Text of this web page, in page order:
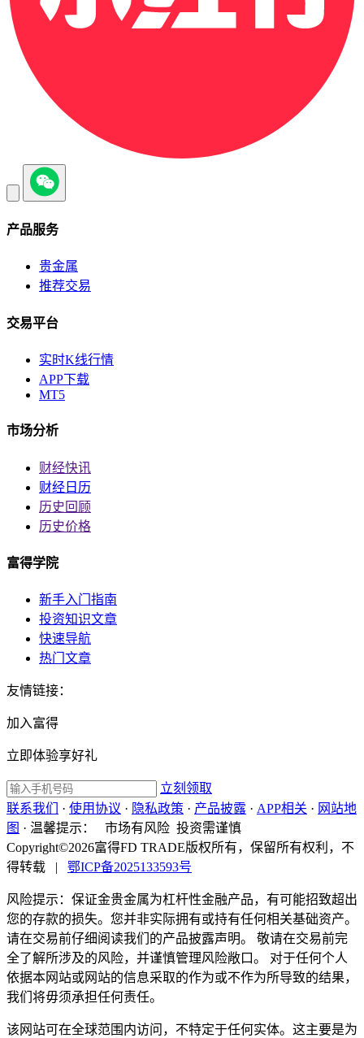
产品服务
贵金属
推荐交易
交易平台
实时K线行情
APP下载
MT5
市场分析
财经快讯
财经日历
历史回顾
历史价格
富得学院
新手入门指南
投资知识文章
快速导航
热门文章
友情链接：
加入富得
立即体验享好礼
立刻领取
联系我们
· 使用协议 · 隐私政策 · 产品披露 · APP相关 · 网站地
图 · 温馨提示：
市场有风险 投资需谨慎
Copyright©2026富得FD TRADE版权所有，保留所有权利，不
得转载
| 鄂ICP备2025133593号
风险提示：保证金贵金属为杠杆性金融产品，有可能招致超出
您的存款的损失。您并非实际拥有或持有任何相关基础资产。
请在交易前仔细阅读我们的产品披露声明。 敬请在交易前完
全了解所涉及的风险，并谨慎管理风险敞口。 对于任何个人
依据本网站或网站的信息采取的作为或不作为所导致的结果，
我们将毋须承担任何责任。
该网站可在全球范围内访问，不特定于任何实体。这主要是为